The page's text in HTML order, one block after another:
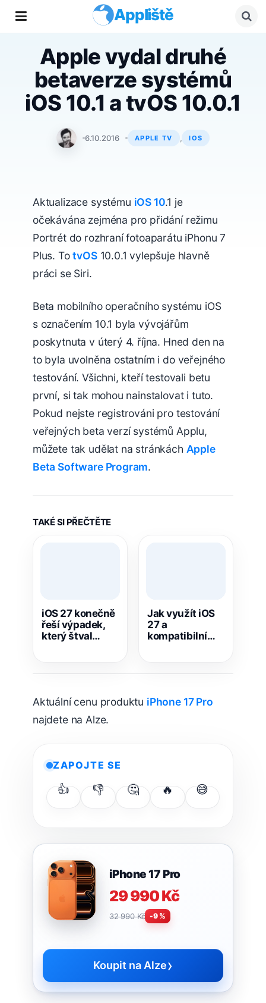
Appliště
Apple vydal druhé
betaverze systémů
iOS 10.1 a tvOS 10.0.1
Adam Kos
6.10.2016 APPLE TV , IOS
Aktualizace systému iOS 10.1 je
očekávána zejména pro přidání režimu
Portrét do rozhraní fotoaparátu iPhonu 7
Plus. TotvOS10.0.1 vylepšuje hlavně
práci se Siri.
Beta mobilního operačního systému iOS
s označením 10.1 byla vývojářům
poskytnuta v úterý 4. října. Hned den na
to byla uvolněna ostatním i do veřejného
testování. Všichni, kteří testovali betu
první, si tak mohou nainstalovat i tuto.
Pokud nejste registrováni pro testování
veřejných beta verzí systémů Applu,
můžete tak udělat na stránkách Apple
Beta Software Program.
TAKÉ SI PŘEČTĚTE
iOS 27 konečně
řeší výpadek,
který štval
Jak využít iOS
27 a
kompatibilní
Aktuální cenu produktu iPhone 17 Pro
najdete na Alze.
ZAPOJTE SE
👍 👎 🤔 🔥 😅
iPhone 17 Pro
29 990 Kč
32 990 Kč -9 %
Koupit na Alze›